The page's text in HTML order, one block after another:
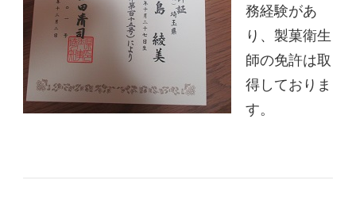
務経験があ
り、製菓衛生
師の免許は取
得しておりま
す。